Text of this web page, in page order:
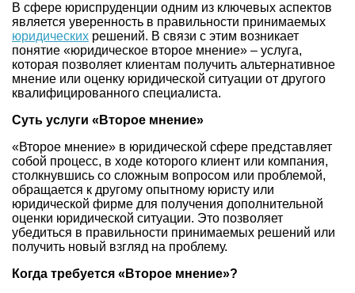
В сфере юриспруденции одним из ключевых аспектов
является уверенность в правильности принимаемых
юридических решений. В связи с этим возникает
понятие «юридическое второе мнение» – услуга,
которая позволяет клиентам получить альтернативное
мнение или оценку юридической ситуации от другого
квалифицированного специалиста.
Суть услуги «Второе мнение»
«Второе мнение» в юридической сфере представляет
собой процесс, в ходе которого клиент или компания,
столкнувшись со сложным вопросом или проблемой,
обращается к другому опытному юристу или
юридической фирме для получения дополнительной
оценки юридической ситуации. Это позволяет
убедиться в правильности принимаемых решений или
получить новый взгляд на проблему.
Когда требуется «Второе мнение»?